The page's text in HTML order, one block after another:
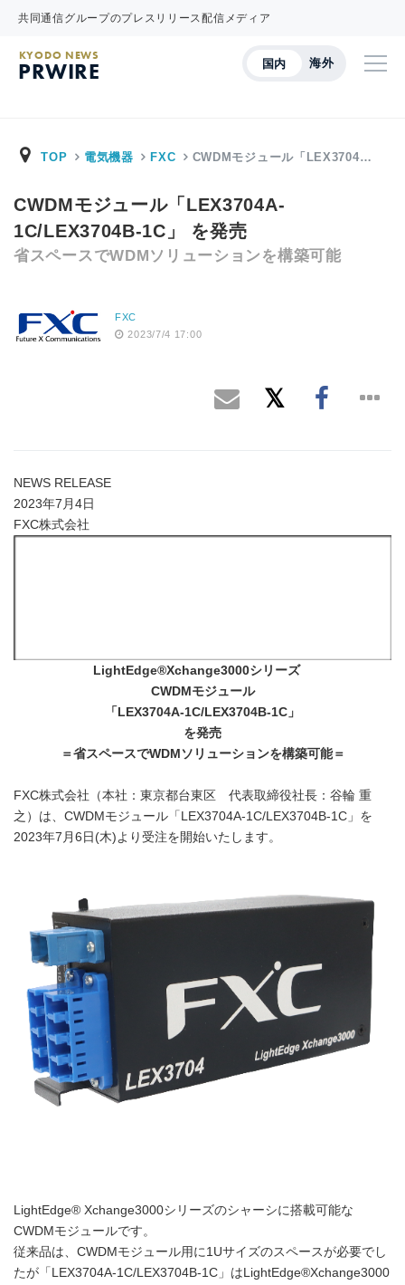
共同通信グループのプレスリリース配信メディア
国内 海外
KYODO NEWS
PRWIRE
TOP 電気機器 FXC CWDMモジュール「LEX3704…
CWDMモジュール「LEX3704A-
1C/LEX3704B-1C」 を発売
省スペースでWDMソリューションを構築可能
FXC
2023/7/4 17:00
NEWS RELEASE
2023年7月4日
FXC株式会社
LightEdge®Xchange3000シリーズ
CWDM モジュール
「 LEX3704A-1C/LEX3704B-1C 」
を発売
＝省スペースでWDM ソリューションを構築可能＝
FXC株式会社（本社：東京都台東区 代表取締役社長：谷輪 重
之）は、CWDMモジュール「LEX3704A-1C/LEX3704B-1C」を
2023年7月6日(木)より受注を開始いたします。
LightEdge® Xchange3000シリーズのシャーシに搭載可能な
CWDMモジュールです。
従来品は、CWDMモジュール用に1Uサイズのスペースが必要でし
たが「LEX3704A-1C/LEX3704B-1C」はLightEdge®Xchange3000